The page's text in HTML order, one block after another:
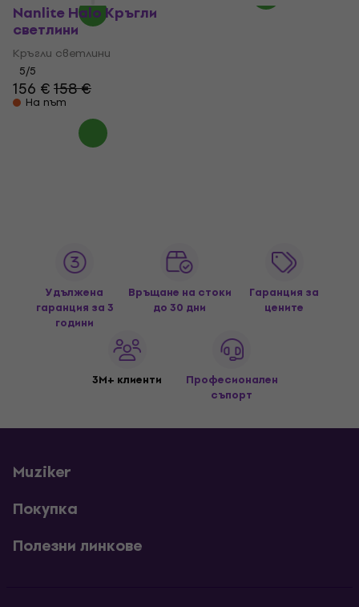
Nanlite Halo Кръгли
светлини
Кръгли светлини
5/5
156 €158 €
На път
Удължена
гаранция за 3
години
Връщане на стоки
до 30 дни
Гаранция за
цените
3M+ клиенти
Професионален
съпорт
Muziker
Покупка
Полезни линкове